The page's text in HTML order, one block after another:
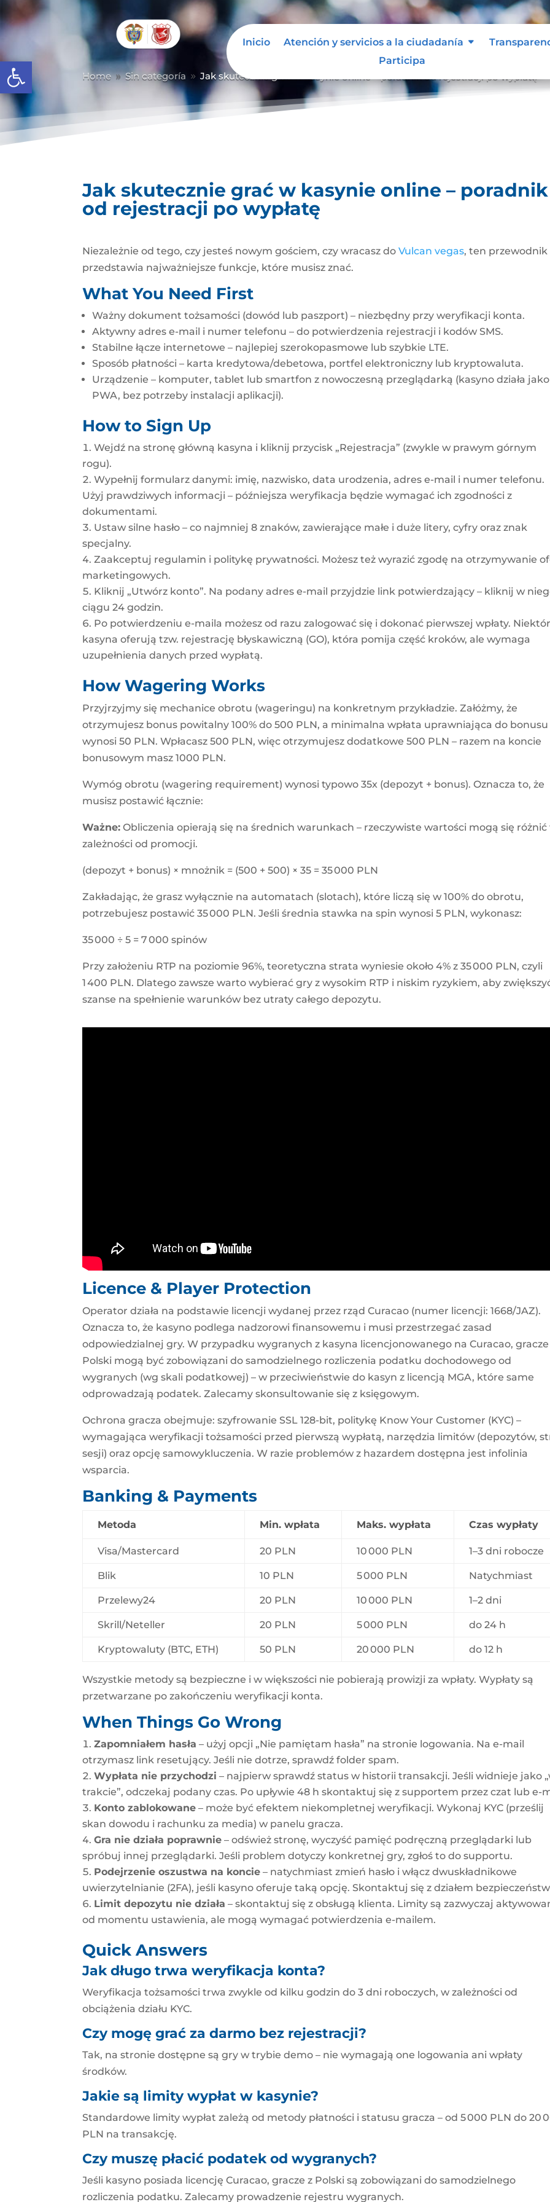
Abrir barra de herramientas
Inicio Atención y servicios a la ciudadanía
Participa
Home 9 Sin categoría 9 Jak skutecznie grać w kasynie online – poradnik od rejestracji po wypłatę
Jak skutecznie grać w kasynie online – poradnik
od rejestracji po wypłatę
Niezależnie od tego, czy jesteś nowym gościem, czy wracasz doVulcan vegas, ten przewodnik
przedstawia najważniejsze funkcje, które musisz znać.
What You Need First
Ważny dokument tożsamości (dowód lub paszport) – niezbędny przy weryfikacji konta.
Aktywny adres e-mail i numer telefonu – do potwierdzenia rejestracji i kodów SMS.
Stabilne łącze internetowe – najlepiej szerokopasmowe lub szybkie LTE.
Sposób płatności – karta kredytowa/debetowa, portfel elektroniczny lub kryptowaluta.
Urządzenie – komputer, tablet lub smartfon z nowoczesną przeglądarką (kasyno działa jako
PWA, bez potrzeby instalacji aplikacji).
How to Sign Up
Wejdź na stronę główną kasyna i kliknij przycisk „Rejestracja” (zwykle w prawym górnym
rogu).
Wypełnij formularz danymi: imię, nazwisko, data urodzenia, adres e-mail i numer telefonu.
Użyj prawdziwych informacji – późniejsza weryfikacja będzie wymagać ich zgodności z
dokumentami.
Ustaw silne hasło – co najmniej 8 znaków, zawierające małe i duże litery, cyfry oraz znak
specjalny.
Zaakceptuj regulamin i politykę prywatności. Możesz też wyrazić zgodę na otrzymywanie
marketingowych.
Kliknij „Utwórz konto”. Na podany adres e-mail przyjdzie link potwierdzający – kliknij w
ciągu 24 godzin.
Po potwierdzeniu e-maila możesz od razu zalogować się i dokonać pierwszej wpłaty.
kasyna oferują tzw. rejestrację błyskawiczną (GO), która pomija część kroków, ale wymaga
uzupełnienia danych przed wypłatą.
How Wagering Works
Przyjrzyjmy się mechanice obrotu (wageringu) na konkretnym przykładzie. Załóżmy, że
otrzymujesz bonus powitalny 100% do 500 PLN, a minimalna wpłata uprawniająca do bonusu
wynosi 50 PLN. Wpłacasz 500 PLN, więc otrzymujesz dodatkowe 500 PLN – razem na koncie
bonusowym masz 1000 PLN.
Wymóg obrotu (wagering requirement) wynosi typowo 35x (depozyt + bonus). Oznacza to, że
musisz postawić łącznie:
Ważne: Obliczenia opierają się na średnich warunkach – rzeczywiste wartości mogą się różnić
zależności od promocji.
(depozyt + bonus) × mnożnik = (500 + 500) × 35 = 35 000 PLN
Zakładając, że grasz wyłącznie na automatach (slotach), które liczą się w 100% do obrotu,
potrzebujesz postawić 35 000 PLN. Jeśli średnia stawka na spin wynosi 5 PLN, wykonasz:
35 000 ÷ 5 = 7 000 spinów
Przy założeniu RTP na poziomie 96%, teoretyczna strata wyniesie około 4% z 35 000 PLN, czyli
1 400 PLN. Dlatego zawsze warto wybierać gry z wysokim RTP i niskim ryzykiem, aby
szanse na spełnienie warunków bez utraty całego depozytu.
Licence & Player Protection
Operator działa na podstawie licencji wydanej przez rząd Curacao (numer licencji: 1668/JAZ).
Oznacza to, że kasyno podlega nadzorowi finansowemu i musi przestrzegać zasad
odpowiedzialnej gry. W przypadku wygranych z kasyna licencjonowanego na Curacao, gracze
Polski mogą być zobowiązani do samodzielnego rozliczenia podatku dochodowego od
wygranych (wg skali podatkowej) – w przeciwieństwie do kasyn z licencją MGA, które same
odprowadzają podatek. Zalecamy skonsultowanie się z księgowym.
Ochrona gracza obejmuje: szyfrowanie SSL 128-bit, politykę Know Your Customer (KYC) –
wymagająca weryfikacji tożsamości przed pierwszą wypłatą, narzędzia limitów (depozytów,
sesji) oraz opcję samowykluczenia. W razie problemów z hazardem dostępna jest infolinia
wsparcia.
Banking & Payments
Metoda Min. wpłata Maks. wypłata Czas wypłaty
Visa/Mastercard 20 PLN 10 000 PLN 1–3 dni robocze
Blik 10 PLN 5 000 PLN Natychmiast
Przelewy24 20 PLN 10 000 PLN 1–2 dni
Skrill/Neteller 20 PLN 5 000 PLN do 24 h
Kryptowaluty (BTC, ETH) 50 PLN 20 000 PLN do 12 h
Wszystkie metody są bezpieczne i w większości nie pobierają prowizji za wpłaty. Wypłaty są
przetwarzane po zakończeniu weryfikacji konta.
When Things Go Wrong
Zapomniałem hasła – użyj opcji „Nie pamiętam hasła” na stronie logowania. Na e-mail
otrzymasz link resetujący. Jeśli nie dotrze, sprawdź folder spam.
Wypłata nie przychodzi – najpierw sprawdź status w historii transakcji. Jeśli widnieje jako
trakcie”, odczekaj podany czas. Po upływie 48 h skontaktuj się z supportem przez czat lub e-
Konto zablokowane – może być efektem niekompletnej weryfikacji. Wykonaj KYC (prześlij
skan dowodu i rachunku za media) w panelu gracza.
Gra nie działa poprawnie – odśwież stronę, wyczyść pamięć podręczną przeglądarki lub
spróbuj innej przeglądarki. Jeśli problem dotyczy konkretnej gry, zgłoś to do supportu.
Podejrzenie oszustwa na koncie – natychmiast zmień hasło i włącz dwuskładnikowe
uwierzytelnianie (2FA), jeśli kasyno oferuje taką opcję. Skontaktuj się z działem
Limit depozytu nie działa – skontaktuj się z obsługą klienta. Limity są zazwyczaj
od momentu ustawienia, ale mogą wymagać potwierdzenia e-mailem.
Quick Answers
Jak długo trwa weryfikacja konta?
Weryfikacja tożsamości trwa zwykle od kilku godzin do 3 dni roboczych, w zależności od
obciążenia działu KYC.
Czy mogę grać za darmo bez rejestracji?
Tak, na stronie dostępne są gry w trybie demo – nie wymagają one logowania ani wpłaty
środków.
Jakie są limity wypłat w kasynie?
Standardowe limity wypłat zależą od metody płatności i statusu gracza – od 5 000 PLN do 20
PLN na transakcję.
Czy muszę płacić podatek od wygranych?
Jeśli kasyno posiada licencję Curacao, gracze z Polski są zobowiązani do samodzielnego
rozliczenia podatku. Zalecamy prowadzenie rejestru wygranych.